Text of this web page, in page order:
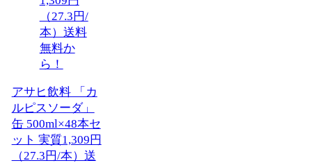
アサヒ飲料 「カ
ルピスソーダ」
缶 500ml×48本セ
ット 実質1,309円
（27.3円/本）送